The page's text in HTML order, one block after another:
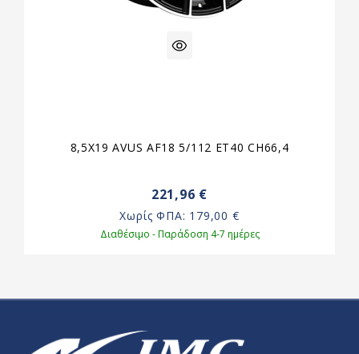
8,5X19 AVUS AF18 5/112 ET40 CH66,4
221,96 €
Χωρίς ΦΠΑ: 179,00 €
Διαθέσιμο - Παράδοση 4-7 ημέρες